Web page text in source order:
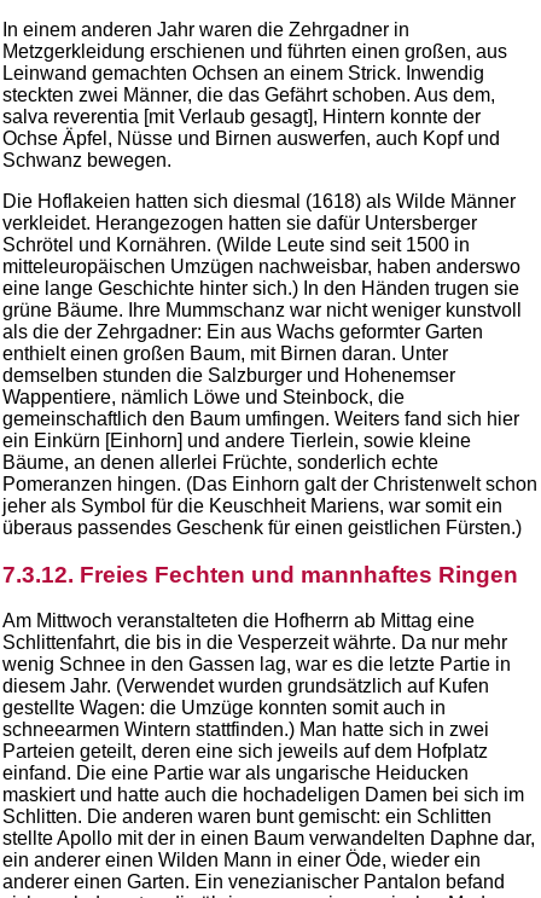
In einem anderen Jahr waren die Zehrgadner in
Metzgerkleidung erschienen und führten einen großen, aus
Leinwand gemachten Ochsen an einem Strick. Inwendig
steckten zwei Männer, die das Gefährt schoben. Aus dem,
salva reverentia [mit Verlaub gesagt], Hintern konnte der
Ochse Äpfel, Nüsse und Birnen auswerfen, auch Kopf und
Schwanz bewegen.
Die Hoflakeien hatten sich diesmal (1618) als Wilde Männer
verkleidet. Herangezogen hatten sie dafür Untersberger
Schrötel und Kornähren. (Wilde Leute sind seit 1500 in
mitteleuropäischen Umzügen nachweisbar, haben anderswo
eine lange Geschichte hinter sich.) In den Händen trugen sie
grüne Bäume. Ihre Mummschanz war nicht weniger kunstvoll
als die der Zehrgadner: Ein aus Wachs geformter Garten
enthielt einen großen Baum, mit Birnen daran. Unter
demselben stunden die Salzburger und Hohenemser
Wappentiere, nämlich Löwe und Steinbock, die
gemeinschaftlich den Baum umfingen. Weiters fand sich hier
ein Einkürn [Einhorn] und andere Tierlein, sowie kleine
Bäume, an denen allerlei Früchte, sonderlich echte
Pomeranzen hingen. (Das Einhorn galt der Christenwelt schon
jeher als Symbol für die Keuschheit Mariens, war somit ein
überaus passendes Geschenk für einen geistlichen Fürsten.)
7.3.12. Freies Fechten und mannhaftes Ringen
Am Mittwoch veranstalteten die Hofherrn ab Mittag eine
Schlittenfahrt, die bis in die Vesperzeit währte. Da nur mehr
wenig Schnee in den Gassen lag, war es die letzte Partie in
diesem Jahr. (Verwendet wurden grundsätzlich auf Kufen
gestellte Wagen: die Umzüge konnten somit auch in
schneearmen Wintern stattfinden.) Man hatte sich in zwei
Parteien geteilt, deren eine sich jeweils auf dem Hofplatz
einfand. Die eine Partie war als ungarische Heiducken
maskiert und hatte auch die hochadeligen Damen bei sich im
Schlitten. Die anderen waren bunt gemischt: ein Schlitten
stellte Apollo mit der in einen Baum verwandelten Daphne dar,
ein anderer einen Wilden Mann in einer Öde, wieder ein
anderer einen Garten. Ein venezianischer Pantalon befand